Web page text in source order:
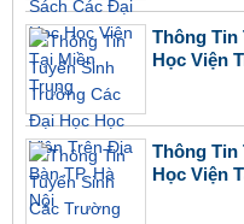
Thông Tin
Học Viện
Thông Tin
Học Viện